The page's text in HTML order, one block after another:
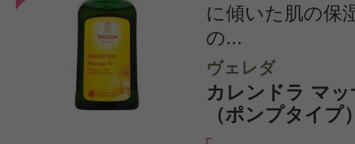
に傾いた肌の保
の...
ヴェレダ
カレンドラ マ
（ポンプタイプ